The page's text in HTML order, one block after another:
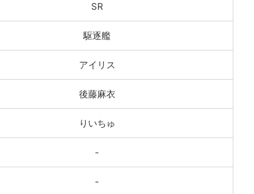
SR
駆逐艦
アイリス
後藤麻衣
りいちゅ
-
-